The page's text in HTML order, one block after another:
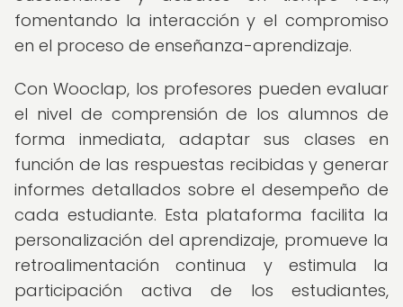
fomentando la interacción y el compromiso
en el proceso de enseñanza-aprendizaje.
Con Wooclap, los profesores pueden evaluar
el nivel de comprensión de los alumnos de
forma inmediata, adaptar sus clases en
función de las respuestas recibidas y generar
informes detallados sobre el desempeño de
cada estudiante. Esta plataforma facilita la
personalización del aprendizaje, promueve la
retroalimentación continua y estimula la
participación activa de los estudiantes,